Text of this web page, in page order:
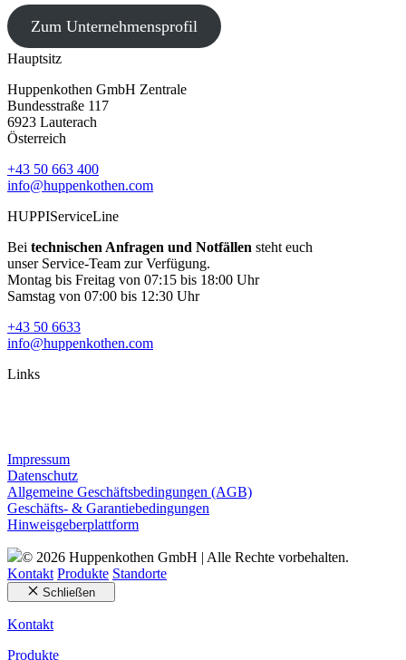
Zum Unternehmensprofil
Hauptsitz
Huppenkothen GmbH Zentrale
Bundesstraße 117
6923 Lauterach
Österreich
+43 50 663 400
info@huppenkothen.com
HUPPIServiceLine
Bei technischen Anfragen und Notfällen steht euch
unser Service-Team zur Verfügung.
Montag bis Freitag von 07:15 bis 18:00 Uhr
Samstag von 07:00 bis 12:30 Uhr
+43 50 6633
info@huppenkothen.com
Links
Impressum
Datenschutz
Allgemeine Geschäftsbedingungen (AGB)
Geschäfts- & Garantiebedingungen
Hinweisgeberplattform
© 2026 Huppenkothen GmbH | Alle Rechte vorbehalten.
Kontakt Produkte Standorte
Schließen
Kontakt
Produkte